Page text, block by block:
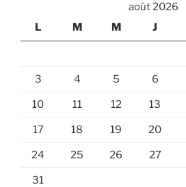
août 2026
L
M M J
3 4 5 6
10 11 12 13
17 18 19 20
24 25 26 27
31